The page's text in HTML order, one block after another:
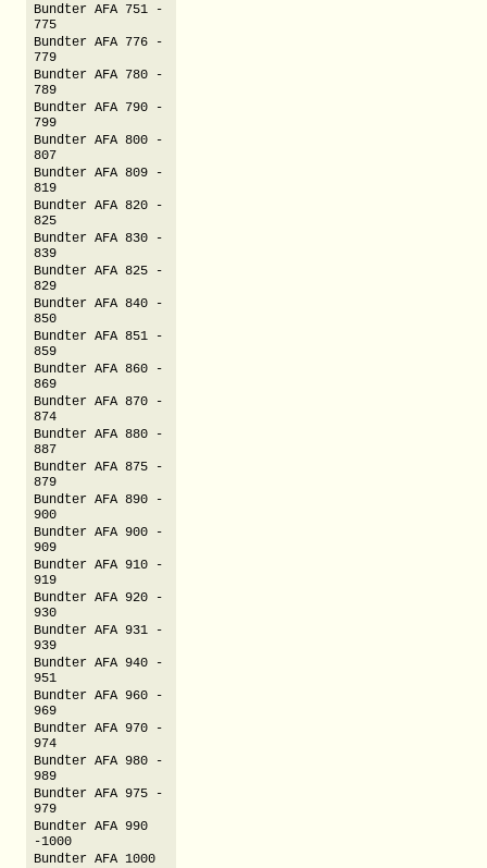
Bundter AFA 751 -
775
Bundter AFA 776 -
779
Bundter AFA 780 -
789
Bundter AFA 790 -
799
Bundter AFA 800 -
807
Bundter AFA 809 -
819
Bundter AFA 820 -
825
Bundter AFA 830 -
839
Bundter AFA 825 -
829
Bundter AFA 840 -
850
Bundter AFA 851 -
859
Bundter AFA 860 -
869
Bundter AFA 870 -
874
Bundter AFA 880 -
887
Bundter AFA 875 -
879
Bundter AFA 890 -
900
Bundter AFA 900 -
909
Bundter AFA 910 -
919
Bundter AFA 920 -
930
Bundter AFA 931 -
939
Bundter AFA 940 -
951
Bundter AFA 960 -
969
Bundter AFA 970 -
974
Bundter AFA 980 -
989
Bundter AFA 975 -
979
Bundter AFA 990
-1000
Bundter AFA 1000